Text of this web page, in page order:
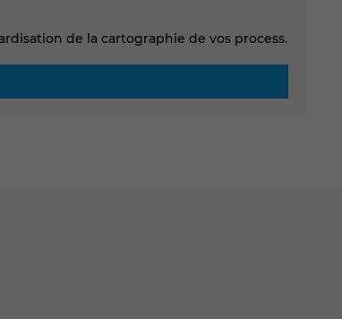
de la cartographie de vos process.